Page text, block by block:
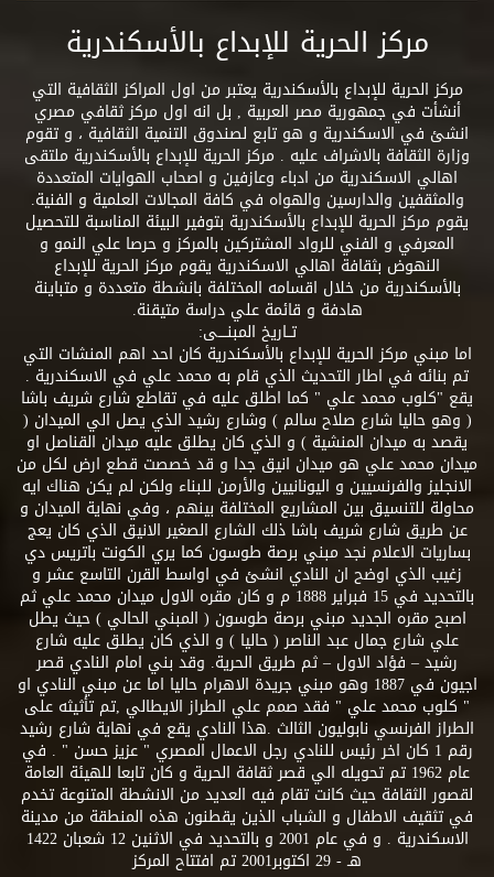
مركز الحرية للإبداع بالأسكندرية
مركز الحرية للإبداع بالأسكندرية يعتبر من اول المراكز الثقافية التي
أنشأت في جمهورية مصر العربية , بل انه اول مركز ثقافي مصري
انشئ في الاسكندرية و هو تابع لصندوق التنمية الثقافية ، و تقوم
وزارة الثقافة بالاشراف عليه . مركز الحرية للإبداع بالأسكندرية ملتقى
اهالي الاسكندرية من ادباء وعازفين و اصحاب الهوايات المتعددة
والمثقفين والدارسين والهواه في كافة المجالات العلمية و الفنية.
يقوم مركز الحرية للإبداع بالأسكندرية بتوفير البيئة المناسبة للتحصيل
المعرفي و الفني للرواد المشتركين بالمركز و حرصا علي النمو و
النهوض بثقافة اهالي الاسكندرية يقوم مركز الحرية للإبداع
بالأسكندرية من خلال اقسامه المختلفة بانشطة متعددة و متباينة
هادفة و قائمة علي دراسة متيقنة.
تــاريخ المبنــــى:
اما مبني مركز الحرية للإبداع بالأسكندرية كان احد اهم المنشات التي
تم بنائه في اطار التحديث الذي قام به محمد علي في الاسكندرية .
يقع "كلوب محمد علي " كما اطلق عليه في تقاطع شارع شريف باشا
( وهو حاليا شارع صلاح سالم ) وشارع رشيد الذي يصل الي الميدان (
يقصد به ميدان المنشية ) و الذي كان يطلق عليه ميدان القناصل او
ميدان محمد علي هو ميدان انيق جدا و قد خصصت قطع ارض لكل من
الانجليز والفرنسيين و اليونانيين والأرمن للبناء ولكن لم يكن هناك ايه
محاولة للتنسيق بين المشاريع المختلفة بينهم ، وفي نهاية الميدان و
عن طريق شارع شريف باشا ذلك الشارع الصغير الانيق الذي كان يعج
بساريات الاعلام نجد مبني برصة طوسون كما يري الكونت باتريس دي
زغيب الذي اوضح ان النادي انشئ في اواسط القرن التاسع عشر و
بالتحديد في 15 فبراير 1888 م و كان مقره الاول ميدان محمد علي ثم
اصبح مقره الجديد مبني برصة طوسون ( المبني الحالي ) حيث يطل
علي شارع جمال عبد الناصر ( حاليا ) و الذي كان يطلق عليه شارع
رشيد – فؤاد الاول – ثم طريق الحرية. وقد بني امام النادي قصر
اجيون في 1887 وهو مبني جريدة الاهرام حاليا اما عن مبني النادي او
" كلوب محمد علي " فقد صمم علي الطراز الايطالي ,تم تأثيثه على
الطراز الفرنسي نابوليون الثالث .هذا النادي يقع في نهاية شارع رشيد
رقم 1 كان اخر رئيس للنادي رجل الاعمال المصري " عزيز حسن " . في
عام 1962 تم تحويله الي قصر ثقافة الحرية و كان تابعا للهيئة العامة
لقصور الثقافة حيث كانت تقام فيه العديد من الانشطة المتنوعة تخدم
في تثقيف الاطفال و الشباب الذين يقطنون هذه المنطقة من مدينة
الاسكندرية . و في عام 2001 و بالتحديد في الاثنين 12 شعبان 1422
هـ - 29 اكتوبر2001 تم افتتاح المركز